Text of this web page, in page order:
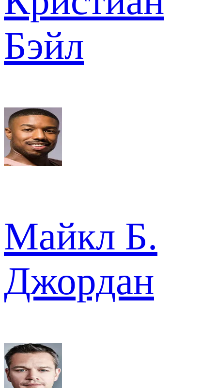
Бэйл
Майкл Б.
Джордан